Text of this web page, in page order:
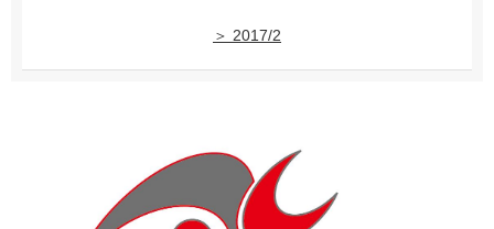
＞ 2017/2